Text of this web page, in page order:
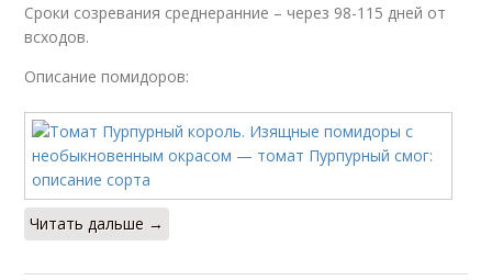
Сроки созревания среднеранние – через 98-115 дней от
всходов.
Описание помидоров:
Читать дальше →